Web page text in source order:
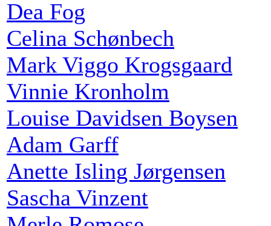
Dea Fog
Celina Schønbech
Mark Viggo Krogsgaard
Vinnie Kronholm
Louise Davidsen Boysen
Adam Garff
Anette Isling Jørgensen
Sascha Vinzent